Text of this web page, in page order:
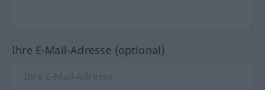
Ihre E-Mail-Adresse (optional)